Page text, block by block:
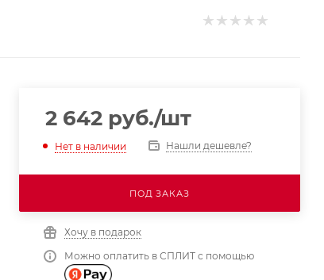
2 642руб./шт
Нет в наличии Нашли дешевле?
ПОД ЗАКАЗ
Хочу в подарок
Можно оплатить в СПЛИТ с помощью